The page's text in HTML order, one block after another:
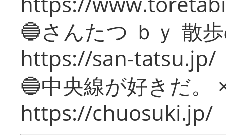
🔵さんたつ ｂｙ 散
https://san-tatsu.jp/
🔵中央線が好きだ。
https://chuosuki.jp/